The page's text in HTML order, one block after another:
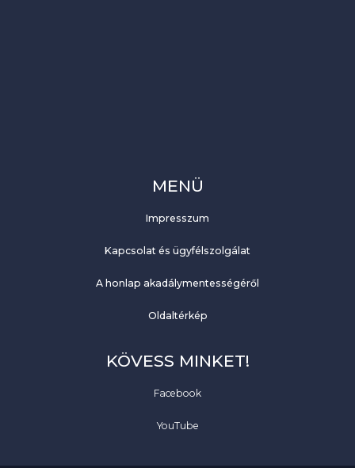
MENÜ
Impresszum
Kapcsolat és ügyfélszolgálat
A honlap akadálymentességéről
Oldaltérkép
KÖVESS MINKET!
Facebook
YouTube